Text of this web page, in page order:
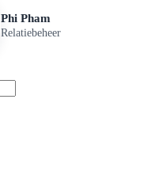
Phi Pham
Relatiebeheer